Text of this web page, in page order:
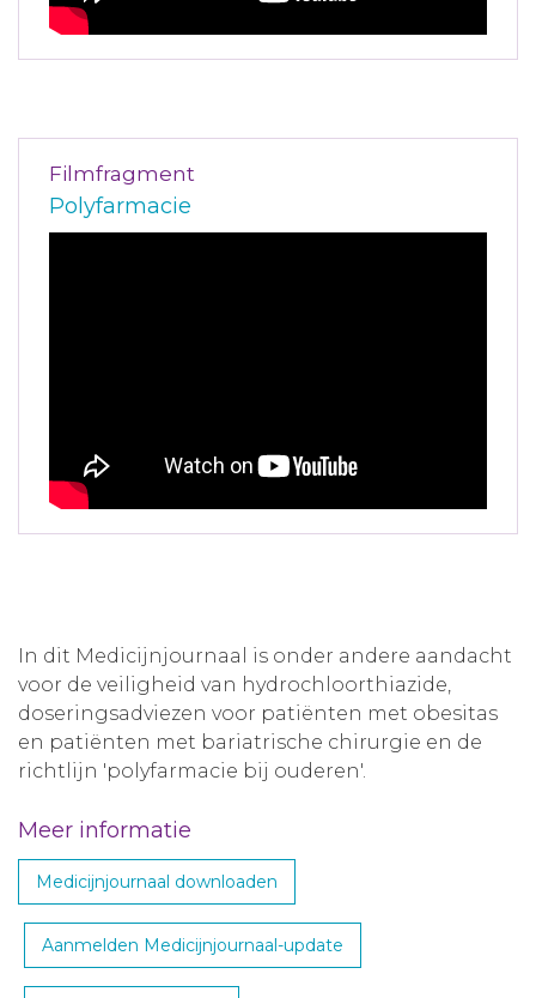
Filmfragment
Polyfarmacie
In dit Medicijnjournaal is onder andere aandacht
voor de veiligheid van hydrochloorthiazide,
doseringsadviezen voor patiënten met obesitas
en patiënten met bariatrische chirurgie en de
richtlijn 'polyfarmacie bij ouderen'.
Meer informatie
Medicijnjournaal downloaden
Aanmelden Medicijnjournaal-update